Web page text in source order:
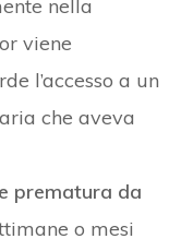
nella
viene
l’accesso a un
che aveva
prematura da
o mesi